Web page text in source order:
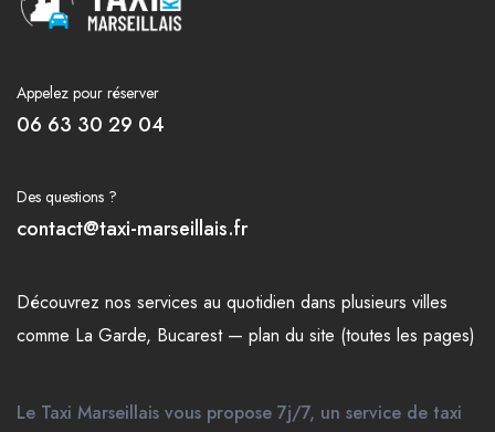
Appelez pour réserver
06 63 30 29 04
Des questions ?
contact@taxi-marseillais.fr
Découvrez nos services au quotidien dans plusieurs villes
comme La Garde, Bucarest— plan du site (toutes les pages)
Le Taxi Marseillais vous propose 7j/7, un service de taxi